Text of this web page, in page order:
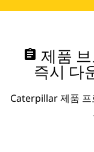
assignment 제품
즉시 다
Caterpillar 제품 프